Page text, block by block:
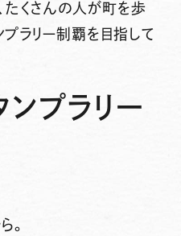
たくさんの人が町を歩
ラリー制覇を目指して
プラリー
。